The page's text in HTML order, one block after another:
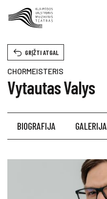
CHORMEISTERIS
Vytautas Valys
GRĮŽTI ATGAL
BIOGRAFIJA GALERIJA